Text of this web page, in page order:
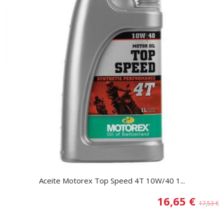
Aceite Motorex Top Speed 4T 10W/40 1...
16,65 € 17,53 €